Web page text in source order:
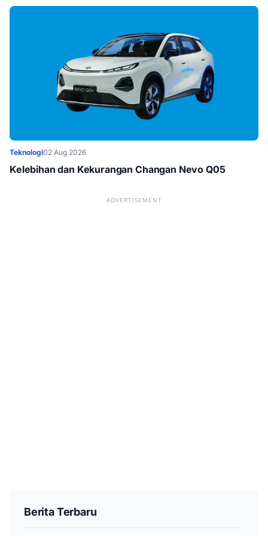
Teknologi02 Aug 2026
Kelebihan dan Kekurangan Changan Nevo Q05
ADVERTISEMENT
Berita Terbaru